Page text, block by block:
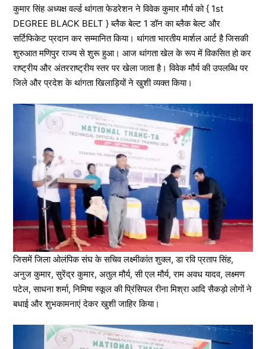
कुमार सिंह अध्यक्ष वर्ल्ड थांगता फेडरेशन ने विवेक कुमार मौर्य को { 1st
DEGREE BLACK BELT } ब्लैक बेल्ट 1 डॉन का ब्लैक बेल्ट और
सर्टिफिकेट प्रदान कर सम्मानित किया। थांगता भारतीय मार्शल आर्ट है जिसकी
शुरुआत मणिपुर राज्य से शुरू हुआ। आज थांगता खेल के रूप में विकसित हो कर
राष्ट्रीय और अंतरराष्ट्रीय स्तर पर खेला जाता है। विवेक मौर्य की उपलब्धि पर
जिले और प्रदेश के थांगता खिलाड़ियों ने खुशी व्यक्त किया।
जिसमें जिला ओलंपिक संघ के सचिव लक्ष्मीकांत शुक्ल, डा रवि प्रताप सिंह,
अनुज कुमार, सुरेंद्र कुमार, अतुल मौर्य, सी एल मौर्य, राम अवध यादव, लक्ष्मण
पटेल, साधना शर्मा, निमिषा स्कूल की प्रिंसिपल रीना मिश्रा आदि सैकड़ो लोगों ने
बधाई और शुभकामनाएं देकर खुशी जाहिर किया।